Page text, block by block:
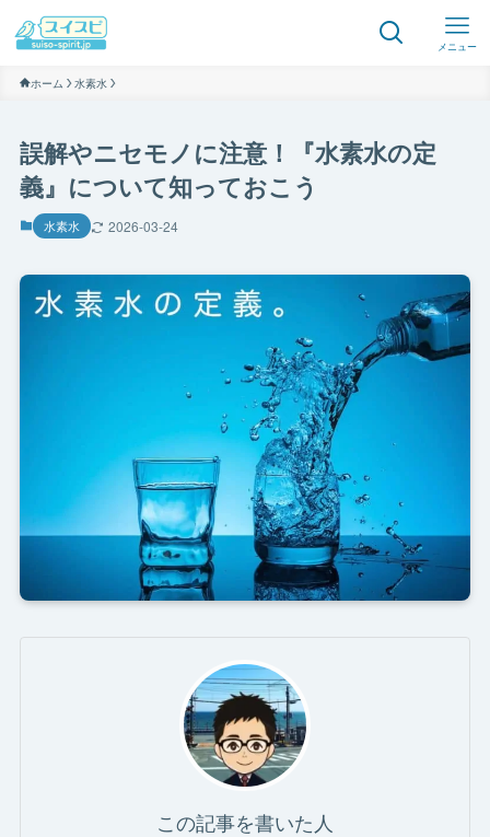
メニュー
ホーム 水素水
誤解やニセモノに注意！『水素水の定
義』について知っておこう
水素水 2026-03-24
この記事を書いた人